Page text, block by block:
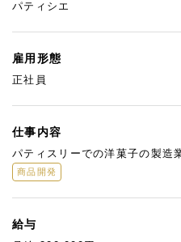
パティシエ
雇用形態
正社員
仕事内容
パティスリーでの洋菓子の製造
商品開発
給与